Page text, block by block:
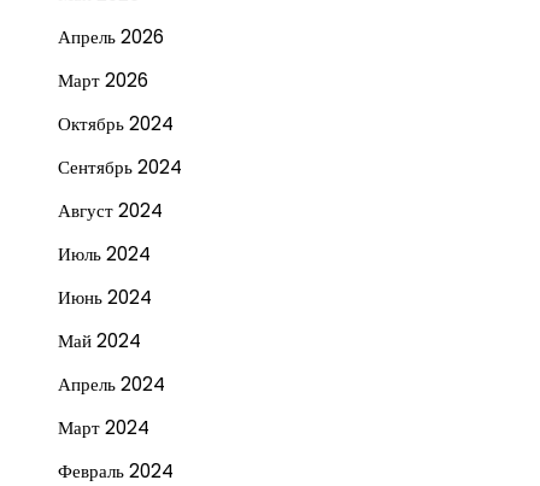
Апрель 2026
Март 2026
Октябрь 2024
Сентябрь 2024
Август 2024
Июль 2024
Июнь 2024
Май 2024
Апрель 2024
Март 2024
Февраль 2024